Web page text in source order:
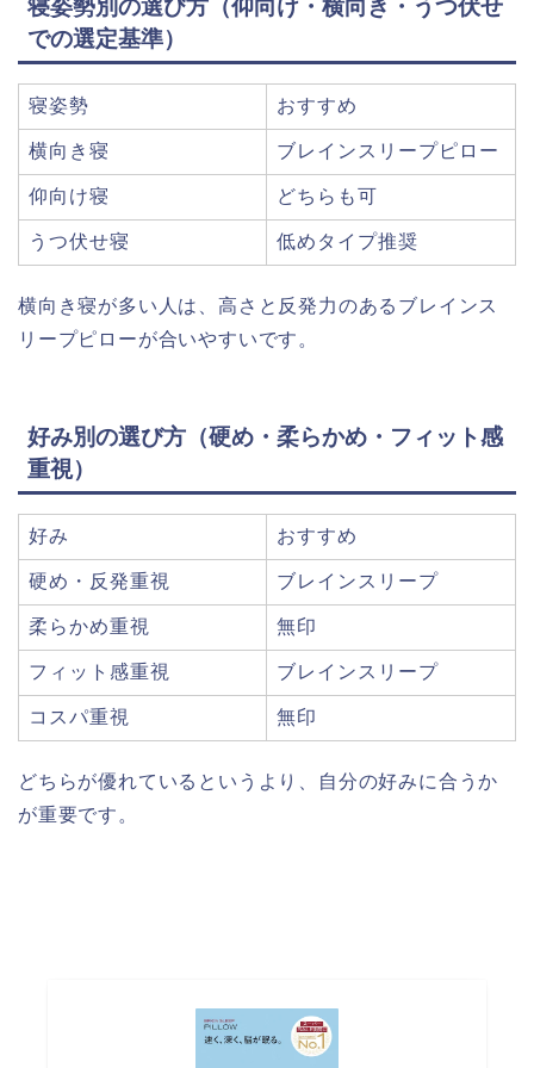
寝姿勢別の選び方（仰向け・横向き・うつ伏せ
での選定基準）
寝姿勢 おすすめ
横向き寝 ブレインスリープピロー
仰向け寝 どちらも可
うつ伏せ寝 低めタイプ推奨
横向き寝が多い人は、高さと反発力のあるブレインス
リープピローが合いやすいです。
好み別の選び方（硬め・柔らかめ・フィット感
重視）
好み おすすめ
硬め・反発重視 ブレインスリープ
柔らかめ重視 無印
フィット感重視 ブレインスリープ
コスパ重視 無印
どちらが優れているというより、自分の好みに合うか
が重要です。